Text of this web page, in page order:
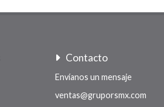
Contacto
Envíanos un mensaje
ventas@gruporsmx.com